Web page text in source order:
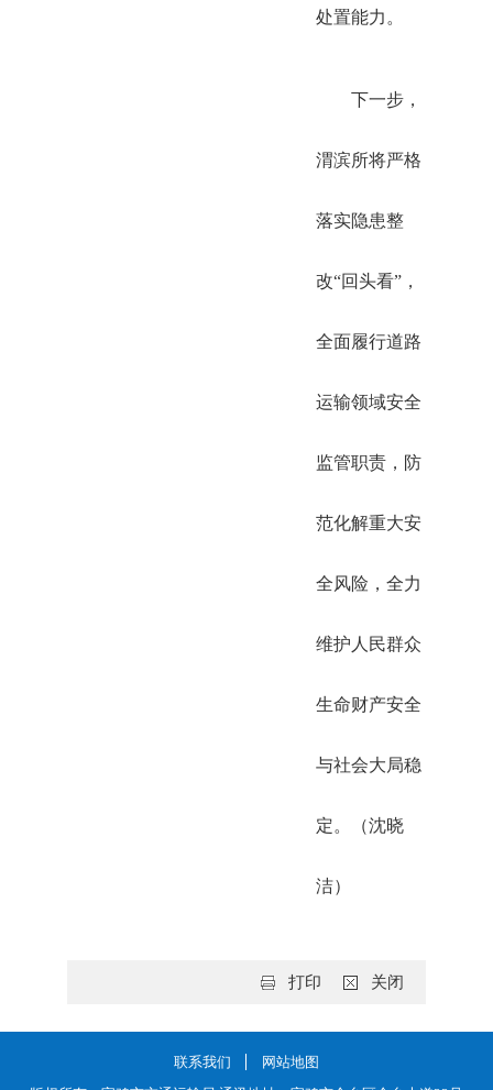
处置能力。
下一步，
渭滨所将严格
落实隐患整
改“回头看”，
全面履行道路
运输领域安全
监管职责，防
范化解重大安
全风险，全力
维护人民群众
生命财产安全
与社会大局稳
定。（沈晓
洁）
关闭
打印
联系我们
网站地图